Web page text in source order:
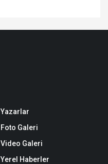
Yazarlar
Foto Galeri
Video Galeri
Yerel Haberler